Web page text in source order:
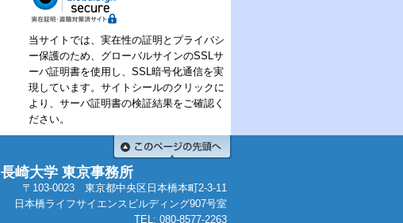
当サイトでは、実在性の証明とプライバシ
ー保護のため、グローバルサインのSSLサ
ーバ証明書を使用し、SSL暗号化通信を実
現しています。サイトシールのクリックに
より、サーバ証明書の検証結果をご確認く
ださい。
長崎大学 東京事務所
〒103-0023 東京都中央区日本橋本町2-3-11
日本橋ライフサイエンスビルディング907号室
TEL: 080-8577-2263